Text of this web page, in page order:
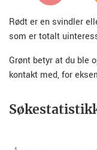
Rødt er en svindler
som er totalt
Grønt betyr at du ble
kontakt med, for